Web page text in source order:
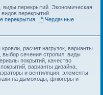
виды перекрытий. Экономическая
перекрытий.
перекрытия,
Чердачные
расчет нагрузок, варианты
выбор сечения стропил, виды
покрытий, качество
варианты дизайна,
и вентиляция, элементы
на дымоходы, флюгеры и